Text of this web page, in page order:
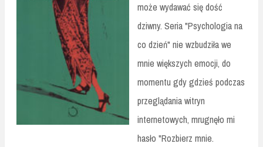
może wydawać się dość
dziwny. Seria "Psychologia na
co dzień" nie wzbudziła we
mnie większych emocji, do
momentu gdy gdzieś podczas
przeglądania witryn
internetowych, mrugnęło mi
hasło "Rozbierz mnie.